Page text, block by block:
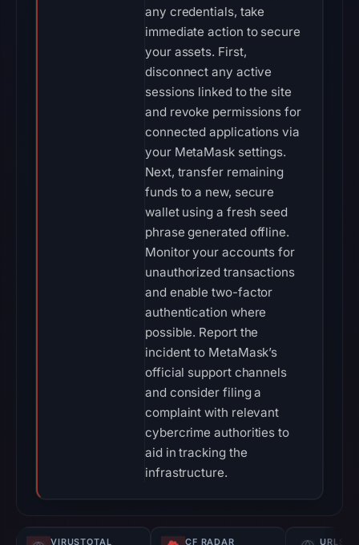
any credentials, take
immediate action to secure
your assets. First,
disconnect any active
sessions linked to the site
and revoke permissions for
connected applications via
your MetaMask settings.
Next, transfer remaining
funds to a new, secure
wallet using a fresh seed
phrase generated offline.
Monitor your accounts for
unauthorized transactions
and enable two-factor
authentication where
possible. Report the
incident to MetaMask’s
official support channels
and consider filing a
complaint with relevant
cybercrime authorities to
aid in tracking the
infrastructure.
VIRUSTOTAL CF RADAR